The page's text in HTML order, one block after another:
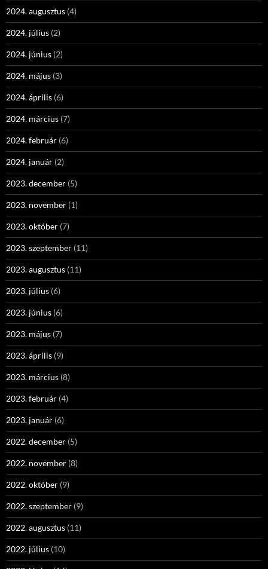
2024. augusztus (4)
2024. július (2)
2024. június (2)
2024. május (3)
2024. április (6)
2024. március (7)
2024. február (6)
2024. január (2)
2023. december (5)
2023. november (1)
2023. október (7)
2023. szeptember (11)
2023. augusztus (11)
2023. július (6)
2023. június (6)
2023. május (7)
2023. április (9)
2023. március (8)
2023. február (4)
2023. január (6)
2022. december (5)
2022. november (8)
2022. október (9)
2022. szeptember (9)
2022. augusztus (11)
2022. július (10)